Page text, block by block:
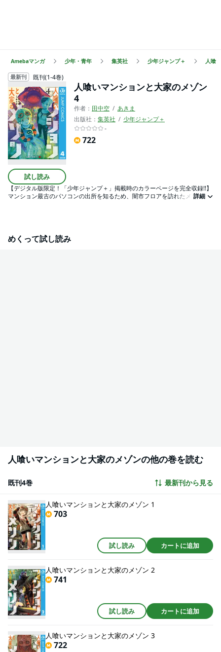
Amebaマンガ 少年・青年 集英社 少年ジャンプ＋ 人喰
最新刊 既刊(1-4巻)
試し読み
人喰いマンションと大家のメゾン
4
作者： 田中空
あきま
出版社： 集英社
少年ジャンプ＋
-
722
【デジタル版限定！「少年ジャンプ＋」掲載時のカラーページを完全収録!!】
マンション最古のパソコンの出所を知るため、闇市フロアを訪れたメゾンと
ルされるマンションの秘密へ迫る！ 奇想天外SF冒険譚！
詳細
めくって試し読み
人喰いマンションと大家のメゾンの他の巻を読む
既刊4巻 最新刊から見る
人喰いマンションと大家のメゾン 1
703
試し読み カートに追加
人喰いマンションと大家のメゾン 2
741
試し読み カートに追加
人喰いマンションと大家のメゾン 3
722